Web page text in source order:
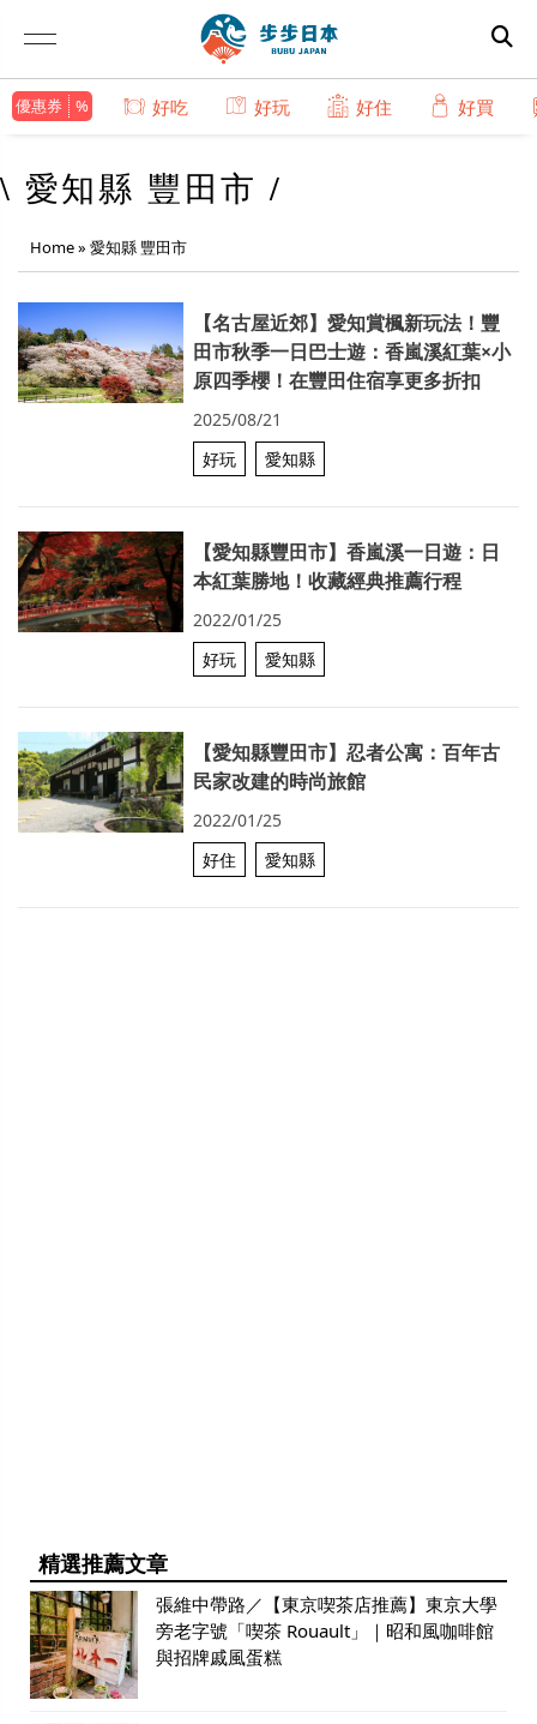
優惠券 好吃 好玩 好住 好買
\ 愛知縣 豐田市 /
Home» 愛知縣 豐田市
【名古屋近郊】愛知賞楓新玩法！豐
田市秋季一日巴士遊：香嵐溪紅葉×小
原四季櫻！在豐田住宿享更多折扣
2025/08/21
好玩
愛知縣
【愛知縣豐田市】香嵐溪一日遊：日
本紅葉勝地！收藏經典推薦行程
2022/01/25
好玩
愛知縣
【愛知縣豐田市】忍者公寓：百年古
民家改建的時尚旅館
2022/01/25
好住
愛知縣
精選推薦文章
張維中帶路／【東京喫茶店推薦】東京大學
旁老字號「喫茶 Rouault」｜昭和風咖啡館
與招牌戚風蛋糕